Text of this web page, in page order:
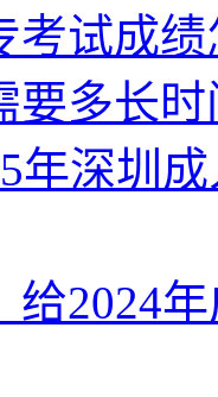
考试成
要多长
年深圳
给2024